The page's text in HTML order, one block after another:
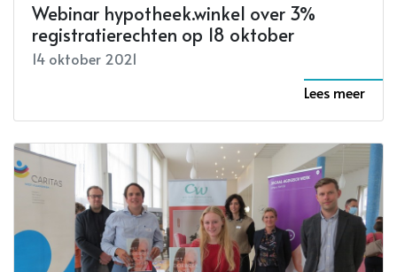
Webinar hypotheek.winkel over 3%
registratierechten op 18 oktober
14 oktober 2021
Lees meer